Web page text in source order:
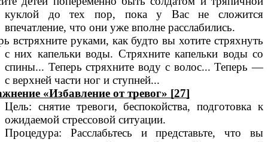
куклой до тех пор, пока у Вас не сложится
впечатление, что они уже вполне расслабились.
встряхните руками, как будто вы хотите стряхнуть
с них капельки воды. Стряхните капельки воды со
спины... Теперь стряхните воду с волос... Теперь —
с верхней части ног и ступней...
«Избавление от тревог» [27]
Цель: снятие тревоги, беспокойства, подготовка к
ожидаемой стрессовой ситуации.
Процедура: Расслабьтесь и представьте, что вы